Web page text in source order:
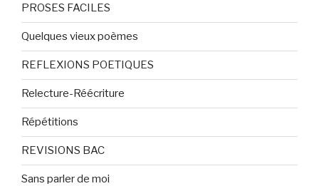
PROSES FACILES
Quelques vieux poèmes
REFLEXIONS POETIQUES
Relecture-Réécriture
Répétitions
REVISIONS BAC
Sans parler de moi